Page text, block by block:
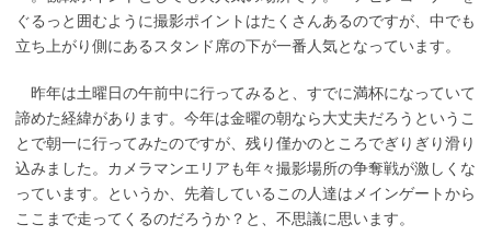
ぐるっと囲むように撮影ポイントはたくさんあるのですが、中でも
立ち上がり側にあるスタンド席の下が一番人気となっています。
昨年は土曜日の午前中に行ってみると、すでに満杯になっていて
諦めた経緯があります。今年は金曜の朝なら大丈夫だろうというこ
とで朝一に行ってみたのですが、残り僅かのところでぎりぎり滑り
込みました。カメラマンエリアも年々撮影場所の争奪戦が激しくな
っています。というか、先着しているこの人達はメインゲートから
ここまで走ってくるのだろうか？と、不思議に思います。